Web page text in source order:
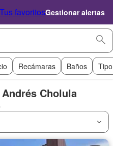
Tus favoritosGestionar alertas
Recámaras Baños
Cholula